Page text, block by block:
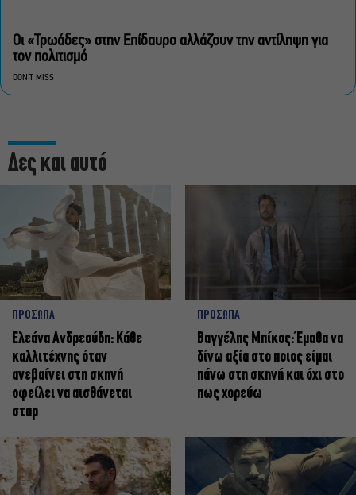
Οι «Τρωάδες» στην Επίδαυρο αλλάζουν την αντίληψη για
τον πολιτισμό
DON'T MISS
Δες και αυτό
ΠΡΟΣΩΠΑ
Ελεάνα Ανδρεούδη: Κάθε
καλλιτέχνης όταν
ανεβαίνει στη σκηνή
οφείλει να αισθάνεται
σταρ
ΠΡΟΣΩΠΑ
Βαγγέλης Μπίκος: Έμαθα να
δίνω αξία στο ποιος είμαι
πάνω στη σκηνή και όχι στο
πως χορεύω